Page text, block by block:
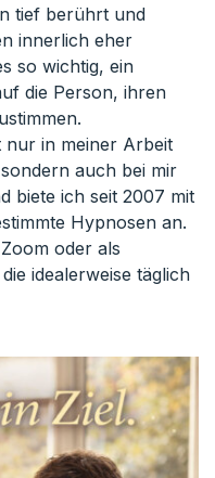
tief berührt und
innerlich eher
so wichtig, ein
die Person, ihren
nur in meiner Arbeit
auch bei mir
biete ich seit 2007 mit
Hypnosen an.
oder als
idealerweise täglich